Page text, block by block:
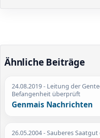
Ähnliche Beiträge
24.08.2019- Leitung der
Befangenheit überprüft
Genmais Nachrichten
26.05.2004- Sauberes